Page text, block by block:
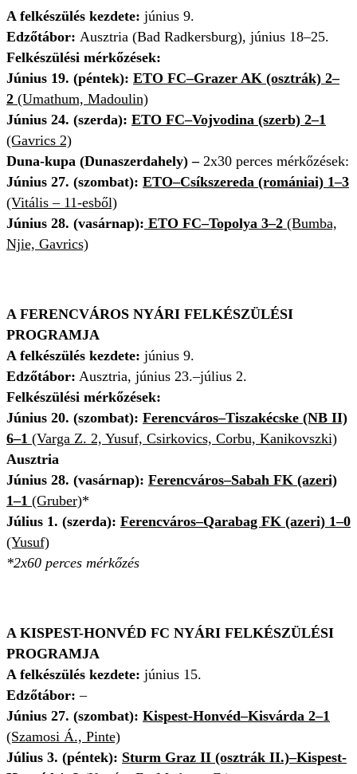
A felkészülés kezdete: június 9.
Edzőtábor: Ausztria (Bad Radkersburg), június 18–25.
Felkészülési mérkőzések:
Június 19. (péntek): ETO FC–Grazer AK (osztrák) 2–
2 (Umathum, Madoulin)
Június 24. (szerda): ETO FC–Vojvodina (szerb) 2–1
(Gavrics 2)
Duna-kupa (Dunaszerdahely) –2x30 perces mérkőzések:
Június 27. (szombat): ETO–Csíkszereda (romániai) 1–3
(Vitális – 11-esből)
Június 28. (vasárnap): ETO FC–Topolya 3–2 (Bumba,
Njie, Gavrics)
A FERENCVÁROS NYÁRI FELKÉSZÜLÉSI
PROGRAMJA
A felkészülés kezdete: június 9.
Edzőtábor: Ausztria, június 23.–július 2.
Felkészülési mérkőzések:
Június 20. (szombat): Ferencváros–Tiszakécske (NB II)
6–1 (Varga Z. 2, Yusuf, Csirkovics, Corbu, Kanikovszki)
Ausztria
Június 28. (vasárnap): Ferencváros–Sabah FK (azeri)
1–1 (Gruber)*
Július 1. (szerda): Ferencváros–Qarabag FK (azeri) 1–0
(Yusuf)
*2x60 perces mérkőzés
A KISPEST-HONVÉD FC NYÁRI FELKÉSZÜLÉSI
PROGRAMJA
A felkészülés kezdete: június 15.
Edzőtábor:–
Június 27. (szombat): Kispest-Honvéd–Kisvárda 2–1
(Szamosi Á., Pinte)
Július 3. (péntek): Sturm Graz II (osztrák II.)–Kispest-